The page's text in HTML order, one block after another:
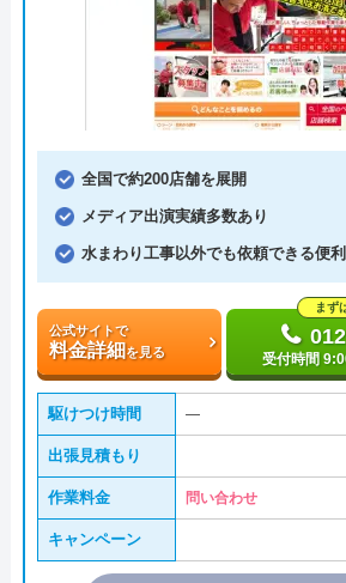
全国で約200店舗を展開
メディア出演実績多数あり
水まわり工事以外でも依頼できる便
公式サイトで
料金詳細を見る
まず
受付時間
駆けつけ時間 ―
出張見積もり
作業料金 問い合わせ
キャンペーン